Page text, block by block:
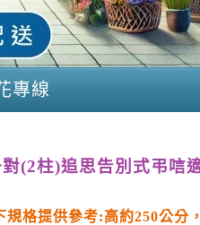
專線
(2柱)追思告別式弔唁
規格提供參考:高約250公分